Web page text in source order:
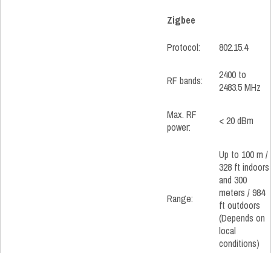
Zigbee
Protocol: 802.15.4
RF bands:
2400 to
2483.5 MHz
Max. RF
power:
< 20 dBm
Range:
Up to 100 m /
328 ft indoors
and 300
meters / 984
ft outdoors
(Depends on
local
conditions)